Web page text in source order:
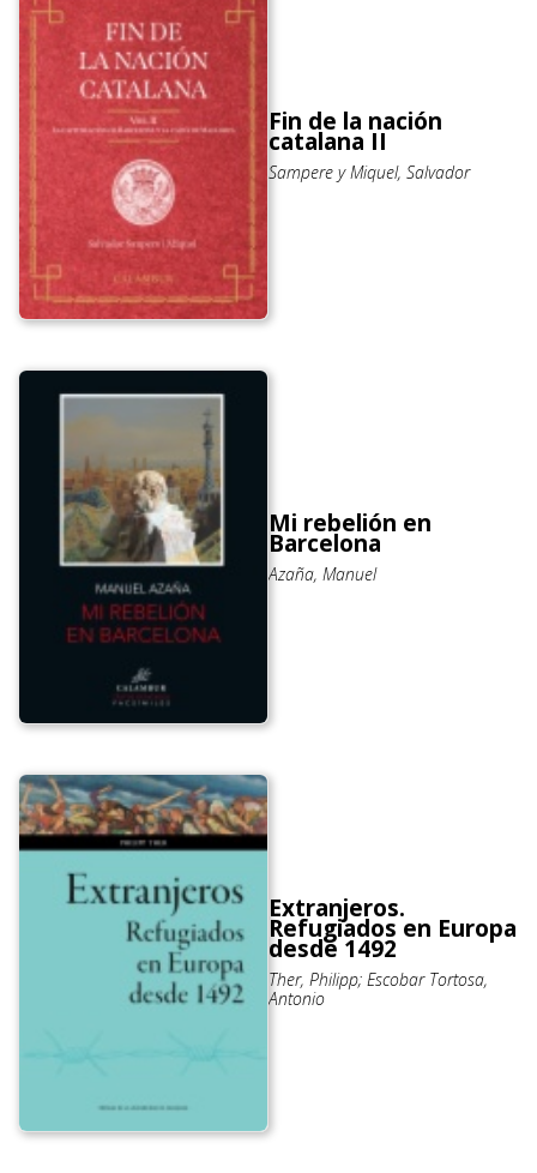
Fin de la nación
catalana II
Sampere y Miquel, Salvador
Mi rebelión en
Barcelona
Azaña, Manuel
Extranjeros.
Refugiados en Europa
desde 1492
Ther, Philipp; Escobar Tortosa,
Antonio